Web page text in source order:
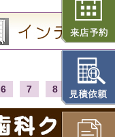
6 7 8 9 10